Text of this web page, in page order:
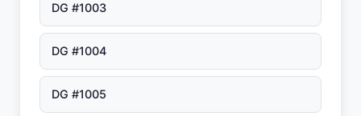
DG #1003
DG #1004
DG #1005